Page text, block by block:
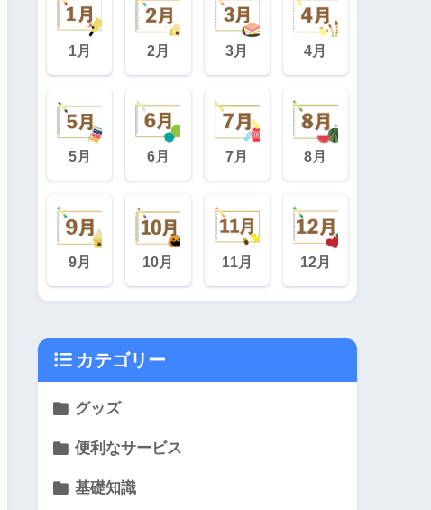
1月 2月 3月 4月
5月 6月 7月 8月
9月 10月 11月 12月
カテゴリー
グッズ
便利なサービス
基礎知識